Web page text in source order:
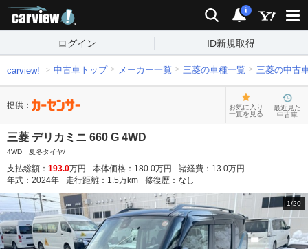
検索 通知
i
ログイン ID新規取得
carview! 中古車トップ メーカー一覧 三菱の車種一覧 三菱の中古
提供：
お気に入り
一覧を見る
最近見た
中古車
三菱 デリカミニ 660 G 4WD
4WD 夏冬タイヤ/
支払総額： 193.0万円 本体価格： 180.0万円 諸経費： 13.0万円
年式： 2024年 走行距離： 1.5万km 修復歴： なし
1/20